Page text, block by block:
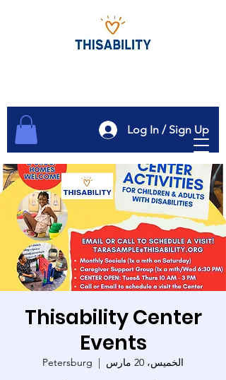
Log In / Sign Up
Thisability Center
Events
الخميس، 20 مارس
  |
Petersburg